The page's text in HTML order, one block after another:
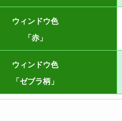
ウィンドウ色
「赤」
ウィンドウ色
「ゼブラ柄」